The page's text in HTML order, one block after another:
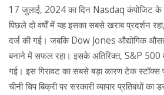
17 जुलाई, 2024 का दिन Nasdaq कंपोजिट के
पिछले दो वर्षों में यह इसका सबसे खराब प्रदर्शन
दर्ज की गई। जबकि Dow Jones औद्योगिक
बनाने में सफल रहा। इसके अतिरिक्त, S&P 500
गई। इस गिरावट का सबसे बड़ा कारण टेक स्टॉक्स
चीनी चिप बिक्री पर सरकारी व्यापार प्रतिबंधों